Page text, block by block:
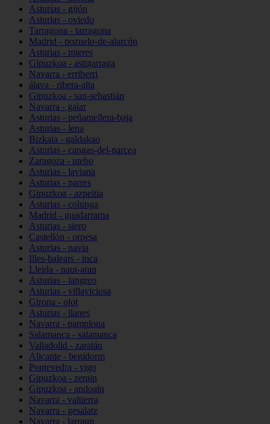
Asturias - gijón
Asturias - oviedo
Tarragona - tarragona
Madrid - pozuelo-de-alarcón
Asturias - mieres
Gipuzkoa - astigarraga
Navarra - erriberri
álava - ribera-alta
Gipuzkoa - san-sebastián
Navarra - galar
Asturias - peñamellera-baja
Asturias - lena
Bizkaia - galdakao
Asturias - cangas-del-narcea
Zaragoza - utebo
Asturias - laviana
Asturias - parres
Gipuzkoa - azpeitia
Asturias - colunga
Madrid - guadarrama
Asturias - siero
Castellón - orpesa
Asturias - navia
Illes-balears - inca
Lleida - naut-aran
Asturias - langreo
Asturias - villaviciosa
Girona - olot
Asturias - llanes
Navarra - pamplona
Salamanca - salamanca
Valladolid - zaratán
Alicante - benidorm
Pontevedra - vigo
Gipuzkoa - zerain
Gipuzkoa - andoain
Navarra - valtierra
Navarra - gesalatz
Navarra - larraun